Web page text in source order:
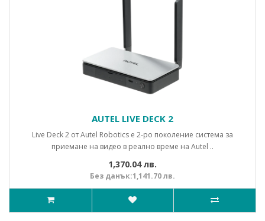
AUTEL LIVE DECK 2
Live Deck 2 от Autel Robotics е 2-ро поколение система за
приемане на видео в реално време на Autel ..
1,370.04 лв.
Без данък:1,141.70 лв.